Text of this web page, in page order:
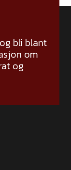
bli blant
om
og